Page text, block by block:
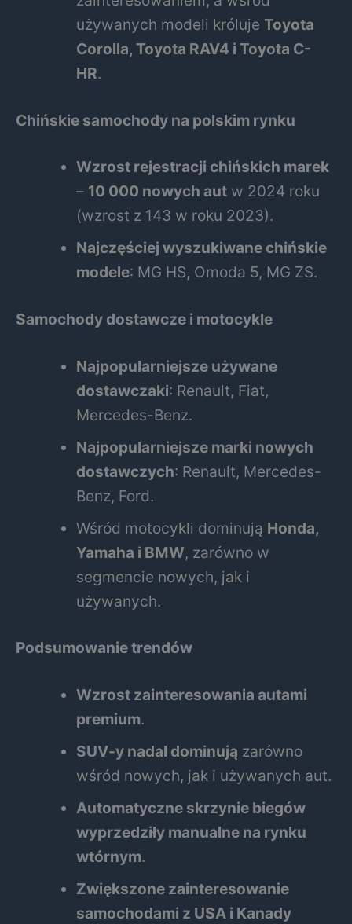
używanych modeli królujeToyota
Corolla, Toyota RAV4 i Toyota C-
HR.
Chińskie samochody na polskim rynku
Wzrost rejestracji chińskich marek
– 10 000 nowych aut w 2024 roku
(wzrost z 143 w roku 2023).
Najczęściej wyszukiwane chińskie
modele: MG HS, Omoda 5, MG ZS.
Samochody dostawcze i motocykle
Najpopularniejsze używane
dostawczaki: Renault, Fiat,
Mercedes-Benz.
Najpopularniejsze marki nowych
dostawczych: Renault, Mercedes-
Benz, Ford.
Wśród motocykli dominują Honda,
Yamaha i BMW, zarówno w
segmencie nowych, jak i
używanych.
Podsumowanie trendów
Wzrost zainteresowania autami
premium.
SUV-y nadal dominują zarówno
wśród nowych, jak i używanych aut.
Automatyczne skrzynie biegów
wyprzedziły manualne na rynku
wtórnym.
Zwiększone zainteresowanie
samochodami z USA i Kanady